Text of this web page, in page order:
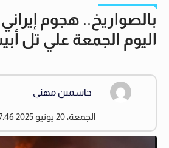
بالصواريخ.. هجوم
اليوم الجمعة علي تل
جاسمين مهني
الجمعة، 20 يونيو 2025 07:46 صباحًا